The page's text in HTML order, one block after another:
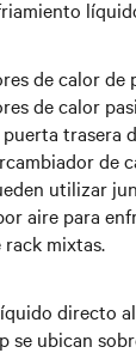
de calor de
de calor
trasera
de
utilizar
aire para
rack mixtas.
directo
se ubican